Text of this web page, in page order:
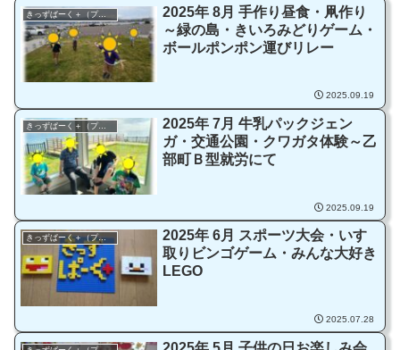
きっずぱーく＋（プラス）
2025年 8月 手作り昼食・凧作り
～緑の島・きいろみどりゲーム・
ボールポンポン運びリレー
2025.09.19
きっずぱーく＋（プラス）
2025年 7月 牛乳パックジェン
ガ・交通公園・クワガタ体験～乙
部町Ｂ型就労にて
2025.09.19
きっずぱーく＋（プラス）
2025年 6月 スポーツ大会・いす
取りビンゴゲーム・みんな大好き
LEGO
2025.07.28